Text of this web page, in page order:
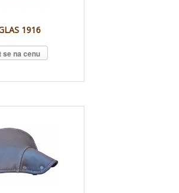
1916
se na cenu